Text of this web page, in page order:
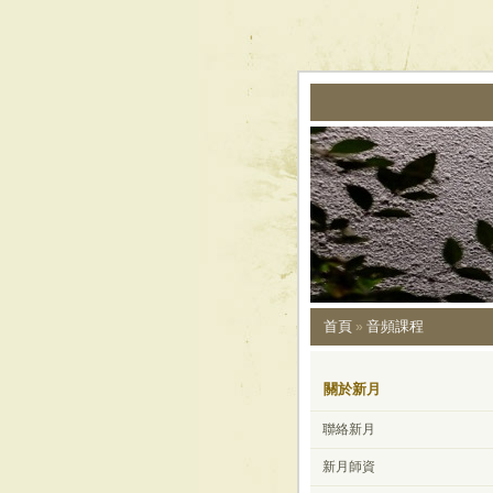
首頁 » 音頻課程
關於新月
聯絡新月
新月師資